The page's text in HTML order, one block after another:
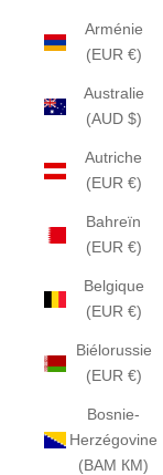
Arménie
(EUR €)
Australie
(AUD $)
Autriche
(EUR €)
Bahreïn
(EUR €)
Belgique
(EUR €)
Biélorussie
(EUR €)
Bosnie-
Herzégovine
(BAM КМ)